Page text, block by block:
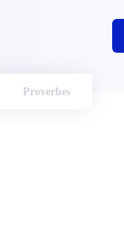
Proverbes